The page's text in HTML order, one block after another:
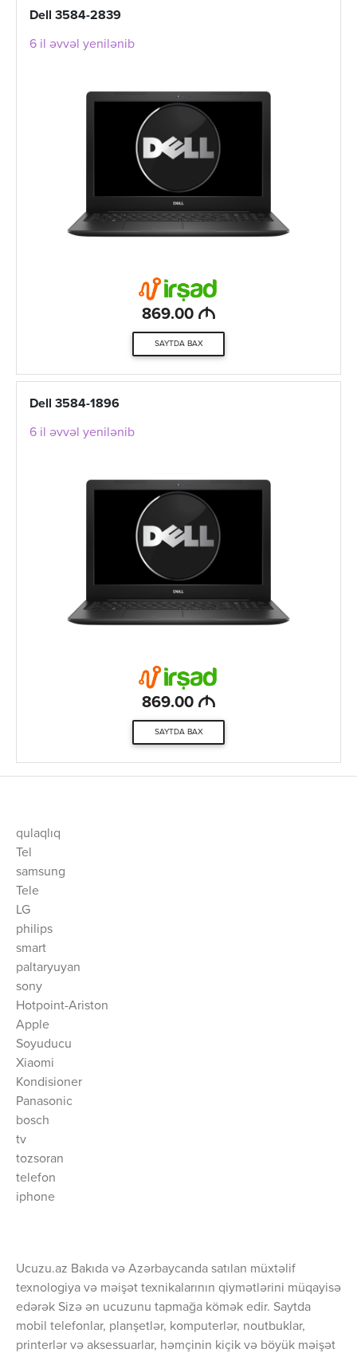
Dell 3584-2839
6 il əvvəl yenilənib
869.00 M
SAYTDA BAX
Dell 3584-1896
6 il əvvəl yenilənib
869.00 M
SAYTDA BAX
qulaqlıq
Tel
samsung
Tele
LG
philips
smart
paltaryuyan
sony
Hotpoint-Ariston
Apple
Soyuducu
Xiaomi
Kondisioner
Panasonic
bosch
tv
tozsoran
telefon
iphone
Ucuzu.az Bakıda və Azərbaycanda satılan müxtəlif
texnologiya və məişət texnikalarının qiymətlərini müqayisə
edərək Sizə ən ucuzunu tapmağa kömək edir. Saytda
mobil telefonlar, planşetlər, komputerlər, noutbuklar,
printerlər və aksessuarlar, həmçinin kiçik və böyük məişət